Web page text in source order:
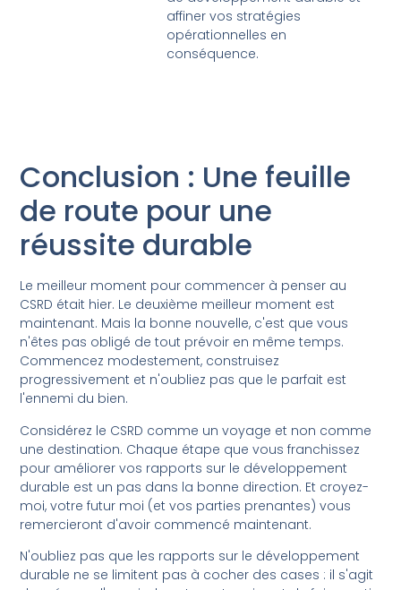
affiner vos stratégies
opérationnelles en
conséquence.
Conclusion : Une feuille
de route pour une
réussite durable
Le meilleur moment pour commencer à penser au
CSRD était hier. Le deuxième meilleur moment est
maintenant. Mais la bonne nouvelle, c'est que vous
n'êtes pas obligé de tout prévoir en même temps.
Commencez modestement, construisez
progressivement et n'oubliez pas que le parfait est
l'ennemi du bien.
Considérez le CSRD comme un voyage et non comme
une destination. Chaque étape que vous franchissez
pour améliorer vos rapports sur le développement
durable est un pas dans la bonne direction. Et croyez-
moi, votre futur moi (et vos parties prenantes) vous
remercieront d'avoir commencé maintenant.
N'oubliez pas que les rapports sur le développement
durable ne se limitent pas à cocher des cases : il s'agit